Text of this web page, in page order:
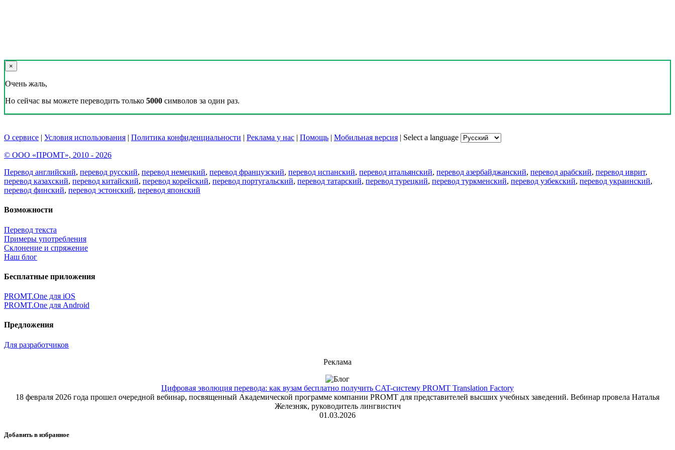
×
Очень жаль,
Но сейчас вы можете переводить только 5000 символов за один раз.
О сервисе | Условия использования | Политика конфиденциальности | Реклама у нас | Помощь | Мобильная версия | Select a language
© ООО «ПРОМТ», 2010 - 2026
Перевод английский, перевод русский, перевод немецкий, перевод французский, перевод испанский, перевод итальянский, перевод азербайджанский, перевод арабский, перевод иврит,
перевод казахский, перевод китайский, перевод корейский, перевод португальский, перевод татарский, перевод турецкий, перевод туркменский, перевод узбекский, перевод украинский,
перевод финский, перевод эстонский, перевод японский
Возможности
Перевод текста
Примеры употребления
Склонение и спряжение
Наш блог
Бесплатные приложения
PROMT.One для iOS
PROMT.One для Android
Предложения
Для разработчиков
Реклама
Цифровая эволюция перевода: как вузам бесплатно получить CAT-систему PROMT Translation Factory
18 февраля 2026 года прошел очередной вебинар, посвященный Академической программе компании PROMT для представителей высших учебных заведений. Вебинар провела Наталья
Железняк, руководитель лингвистич
01.03.2026
Добавить в избранное